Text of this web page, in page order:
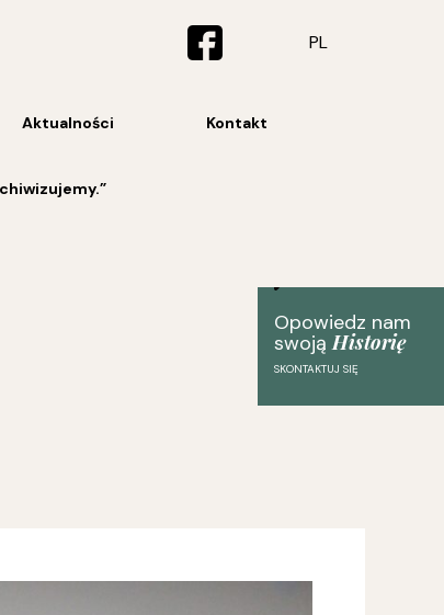
PL
Aktualności Kontakt
Opowiedz nam
swojąHistorię
SKONTAKTUJ SIĘ